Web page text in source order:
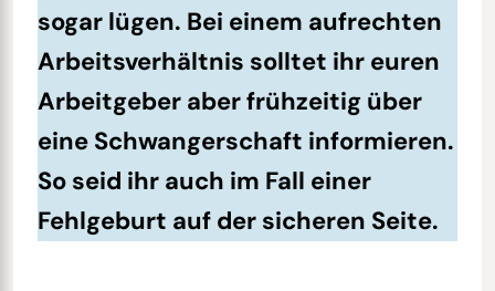
sogar lügen. Bei einem aufrechten
Arbeitsverhältnis solltet ihr euren
Arbeitgeber aber frühzeitig über
eine Schwangerschaft informieren.
So seid ihr auch im Fall einer
Fehlgeburt auf der sicheren Seite.